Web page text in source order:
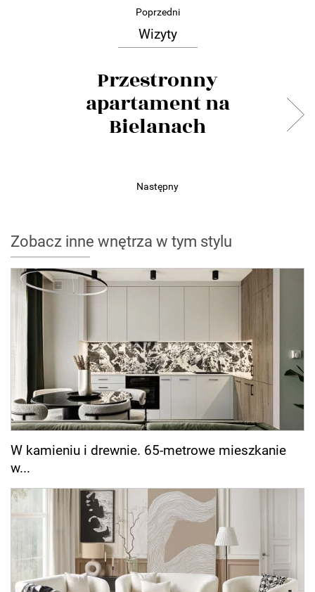
Poprzedni
Wizyty
Przestronny
apartament na
Bielanach
Następny
Zobacz inne wnętrza w tym stylu
W kamieniu i drewnie. 65-metrowe mieszkanie
w...